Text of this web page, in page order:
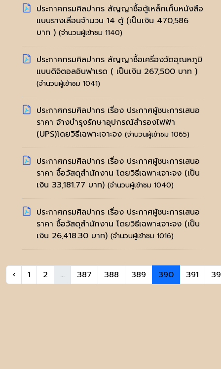
ประกาศกรมศิลปากร สัญญาซื้อตู้เหล็กเก็บหนังสือ
แบบรางเลื่อนจำนวน 14 ตู้ (เป็นเงิน 470,586
บาท ) (จำนวนผู้เข้าชม 1140)
ประกาศกรมศิลปากร สัญญาซื้อเครื่องวัดอุณหภูมิ
แบบดิจิตอลอินฟาเรด ( เป็นเงิน 267,500 บาท )
(จำนวนผู้เข้าชม 1041)
ประกาศกรมศิลปากร เรื่อง ประกาศผู้ชนะการเสนอ
ราคา จ้างบำรุงรักษาอุปกรณ์สำรองไฟฟ้า
(UPS)โดยวิธีเฉพาะเจาะจง (จำนวนผู้เข้าชม 1065)
ประกาศกรมศิลปากร เรื่อง ประกาศผู้ชนะการเสนอ
ราคา ซื้อวัสดุสำนักงาน โดยวิธีเฉพาะเจาะจง (เป็น
เงิน 33,181.77 บาท) (จำนวนผู้เข้าชม 1040)
ประกาศกรมศิลปากร เรื่อง ประกาศผู้ชนะการเสนอ
ราคา ซื้อวัสดุสำนักงาน โดยวิธีเฉพาะเจาะจง (เป็น
เงิน 26,418.30 บาท) (จำนวนผู้เข้าชม 1016)
‹ 1 2 ... 387 388 389 390 391